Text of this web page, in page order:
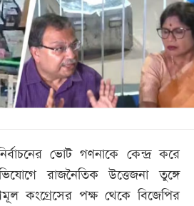
ভোট গণনাকে কেন্দ্র করে
রাজনৈতিক উত্তেজনা তুঙ্গে
কংগ্রেসের পক্ষ থেকে বিজেপির